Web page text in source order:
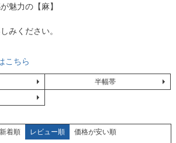
魅力の【麻】
みください。
こちら
半幅帯
新着順 レビュー順
価格が安い順